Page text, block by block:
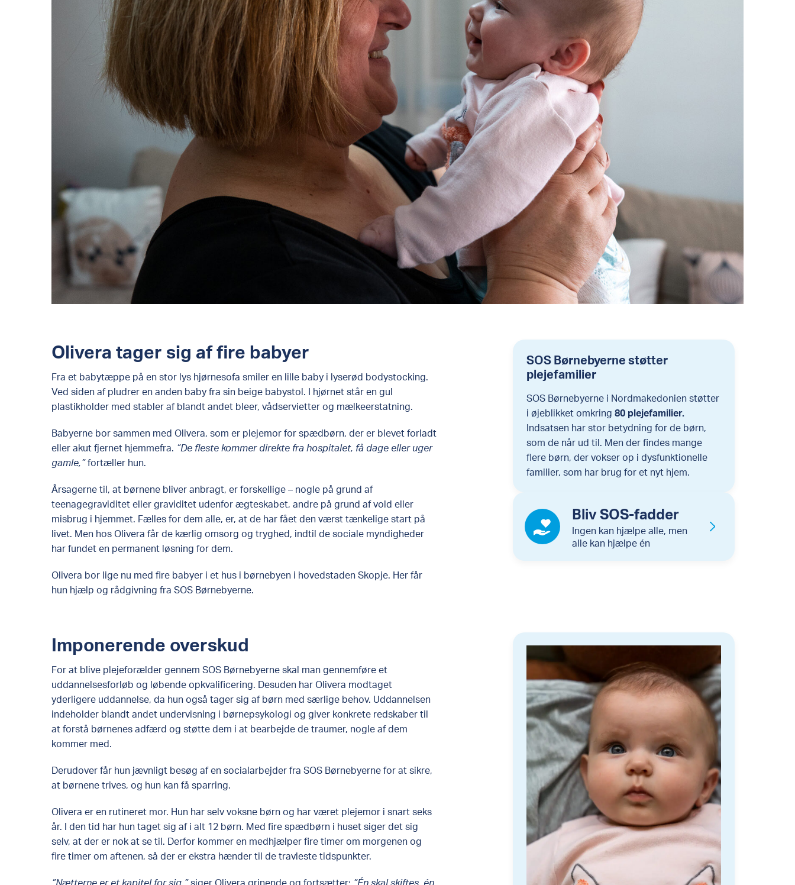
Olivera tager sig af fire babyer
Fra et babytæppe på en stor lys hjørnesofa smiler en lille baby i lyserød bodystocking.
Ved siden af pludrer en anden baby fra sin beige babystol. I hjørnet står en gul
plastikholder med stabler af blandt andet bleer, vådservietter og mælkeerstatning.
Babyerne bor sammen med Olivera, som er plejemor for spædbørn, der er blevet forladt
eller akut fjernet hjemmefra. ”De fleste kommer direkte fra hospitalet, få dage eller uger
gamle,”fortæller hun.
Årsagerne til, at børnene bliver anbragt, er forskellige – nogle på grund af
teenagegraviditet eller graviditet udenfor ægteskabet, andre på grund af vold eller
misbrug i hjemmet. Fælles for dem alle, er, at de har fået den værst tænkelige start på
livet. Men hos Olivera får de kærlig omsorg og tryghed, indtil de sociale myndigheder
har fundet en permanent løsning for dem.
Olivera bor lige nu med fire babyer i et hus i børnebyen i hovedstaden Skopje. Her får
hun hjælp og rådgivning fra SOS Børnebyerne.
SOS Børnebyerne støtter
plejefamilier
SOS Børnebyerne i Nordmakedonien støtter
i øjeblikket omkring 80 plejefamilier.
Indsatsen har stor betydning for de børn,
som de når ud til. Men der findes mange
flere børn, der vokser op i dysfunktionelle
familier, som har brug for et nyt hjem.
Ingen kan hjælpe alle, men
alle kan hjælpe én
Bliv SOS-fadder
Imponerende overskud
For at blive plejeforælder gennem SOS Børnebyerne skal man gennemføre et
uddannelsesforløb og løbende opkvalificering. Desuden har Olivera modtaget
yderligere uddannelse, da hun også tager sig af børn med særlige behov. Uddannelsen
indeholder blandt andet undervisning i børnepsykologi og giver konkrete redskaber til
at forstå børnenes adfærd og støtte dem i at bearbejde de traumer, nogle af dem
kommer med.
Derudover får hun jævnligt besøg af en socialarbejder fra SOS Børnebyerne for at sikre,
at børnene trives, og hun kan få sparring.
Olivera er en rutineret mor. Hun har selv voksne børn og har været plejemor i snart seks
år. I den tid har hun taget sig af i alt 12 børn. Med fire spædbørn i huset siger det sig
selv, at der er nok at se til. Derfor kommer en medhjælper fire timer om morgenen og
fire timer om aftenen, så der er ekstra hænder til de travleste tidspunkter.
”Nætterne er et kapitel for sig,”siger Olivera grinende og fortsætter: ”Én skal skiftes, én